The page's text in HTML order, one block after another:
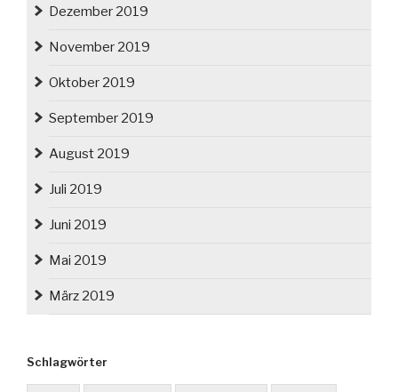
Dezember 2019
November 2019
Oktober 2019
September 2019
August 2019
Juli 2019
Juni 2019
Mai 2019
März 2019
Schlagwörter